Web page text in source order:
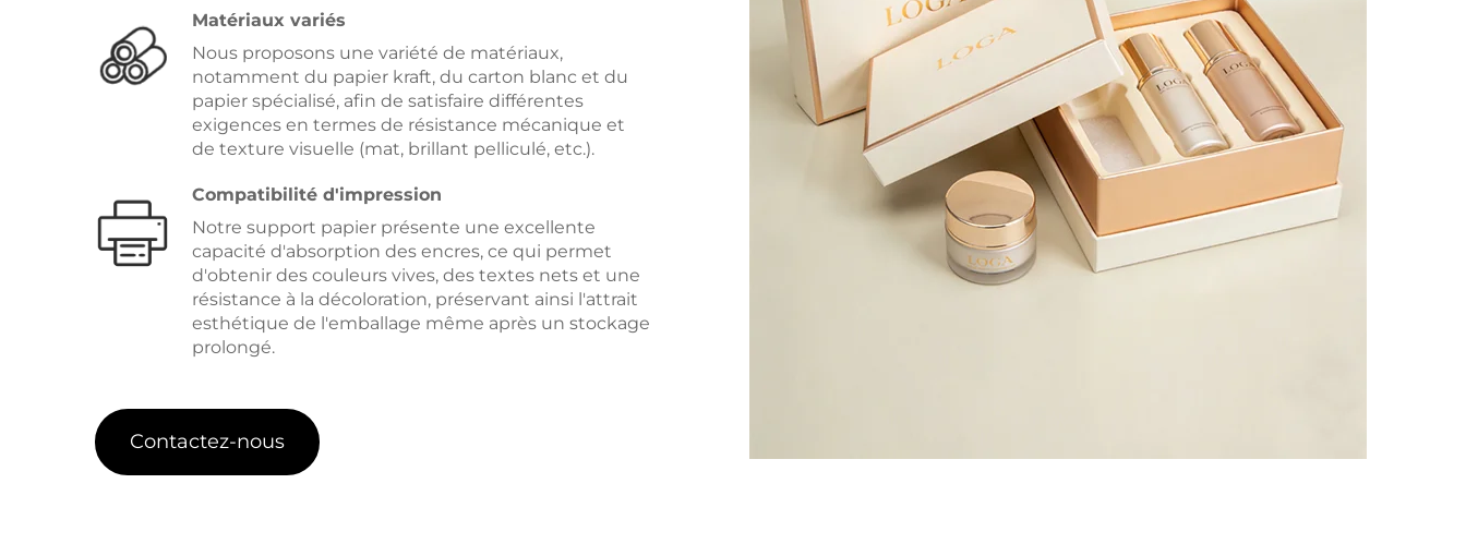
Matériaux variés
Nous proposons une variété de matériaux,
notamment du papier kraft, du carton blanc et du
papier spécialisé, afin de satisfaire différentes
exigences en termes de résistance mécanique et
de texture visuelle (mat, brillant pelliculé, etc.).
Compatibilité d'impression
Notre support papier présente une excellente
capacité d'absorption des encres, ce qui permet
d'obtenir des couleurs vives, des textes nets et une
résistance à la décoloration, préservant ainsi l'attrait
esthétique de l'emballage même après un stockage
prolongé.
Contactez-nous